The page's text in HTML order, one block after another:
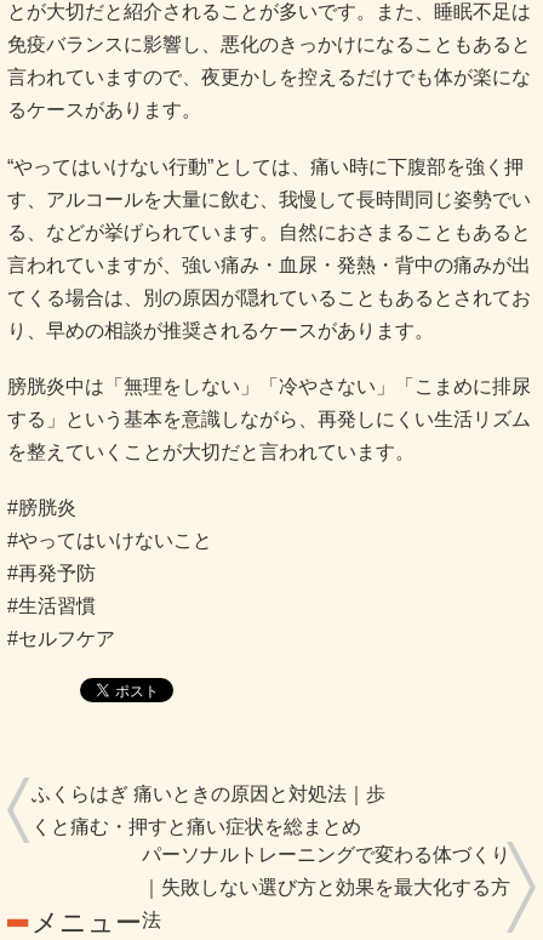
とが大切だと紹介されることが多いです。また、睡眠不足は
免疫バランスに影響し、悪化のきっかけになることもあると
言われていますので、夜更かしを控えるだけでも体が楽にな
るケースがあります。
“やってはいけない行動”としては、痛い時に下腹部を強く押
す、アルコールを大量に飲む、我慢して長時間同じ姿勢でい
る、などが挙げられています。自然におさまることもあると
言われていますが、強い痛み・血尿・発熱・背中の痛みが出
てくる場合は、別の原因が隠れていることもあるとされてお
り、早めの相談が推奨されるケースがあります。
膀胱炎中は「無理をしない」「冷やさない」「こまめに排尿
する」という基本を意識しながら、再発しにくい生活リズム
を整えていくことが大切だと言われています。
#膀胱炎
#やってはいけないこと
#再発予防
#生活習慣
#セルフケア
ふくらはぎ 痛いときの原因と対処法｜歩
くと痛む・押すと痛い症状を総まとめ
パーソナルトレーニングで変わる体づくり
｜失敗しない選び方と効果を最大化する方
法
メニュー